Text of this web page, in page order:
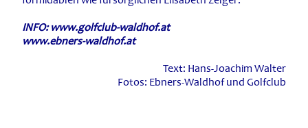
INFO: www.golfclub-waldhof.at
www.ebners-waldhof.at
Text: Hans-Joachim Walter
Fotos: Ebners-Waldhof und Golfclub